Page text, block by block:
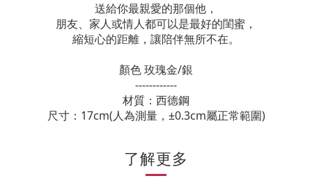
送給你最親愛的那個他，
朋友、家人或情人都可以是最好的閨蜜，
縮短心的距離，讓陪伴無所不在。
顏色 玫瑰金/銀
------------
材質：西德鋼
尺寸：17cm(人為測量，±0.3cm屬正常範圍)
了解更多